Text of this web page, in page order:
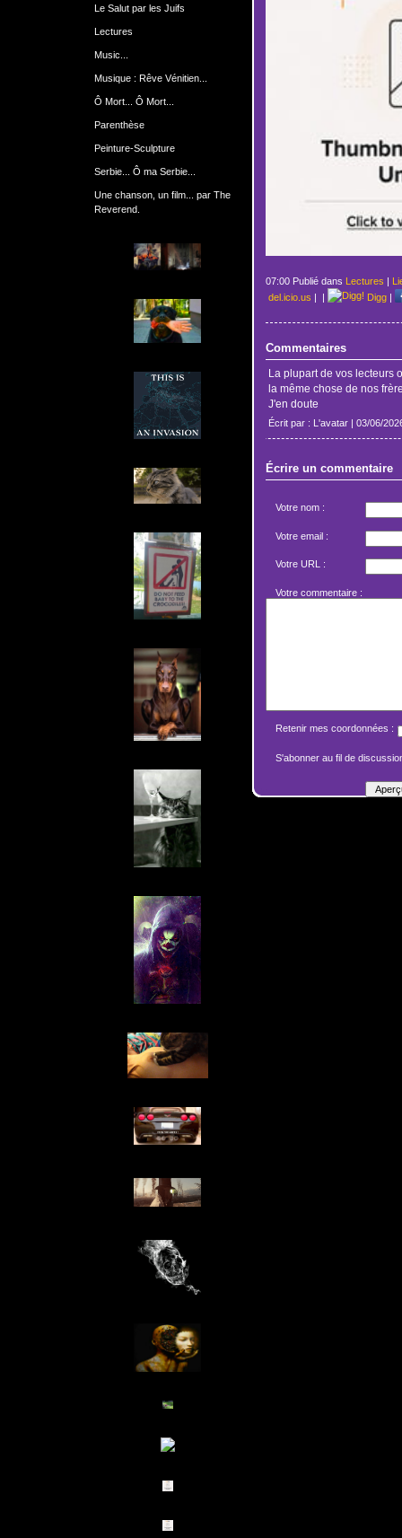
Le Salut par les Juifs
Lectures
Music...
Musique : Rêve Vénitien...
Ô Mort... Ô Mort...
Parenthèse
Peinture-Sculpture
Serbie... Ô ma Serbie...
Une chanson, un film... par The
Reverend.
07:00 Publié dans Lectures |
del.icio.us | | Digg|
Commentaires
La plupart de vos lecteurs
la même chose de nos
J'en doute
Écrit par : L'avatar | 03/06/
Écrire un commentaire
Votre nom :
Votre email :
Votre URL :
Votre commentaire :
Retenir mes coordonnées :
S'abonner au fil de